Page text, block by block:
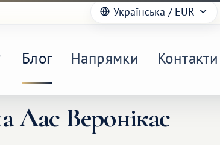
Українська / EUR
Блог Напрямки Контакти
Лас Веронікас